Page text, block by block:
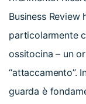
Business
particolarmente
ossitocina – un
“attaccamento”.
guarda è